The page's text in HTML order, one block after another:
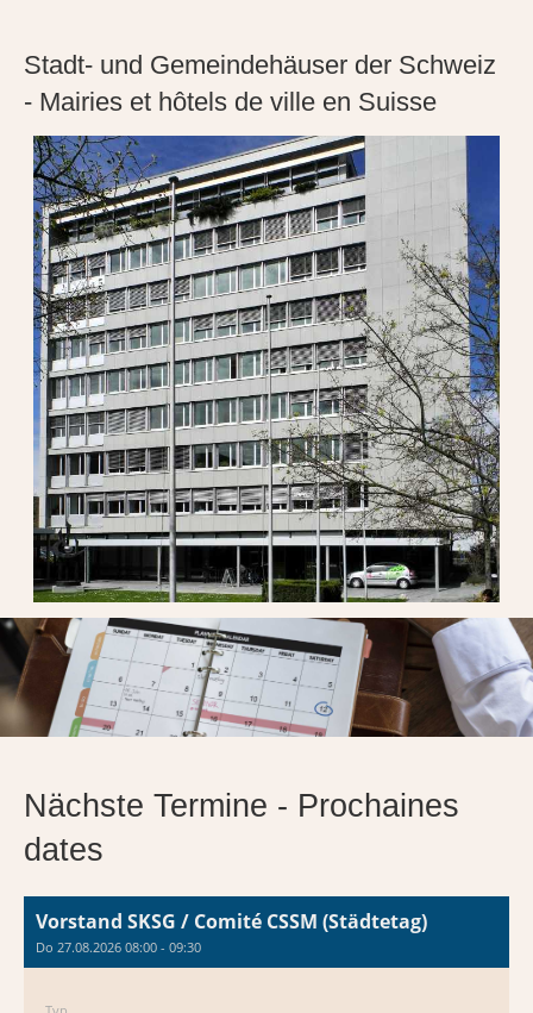
Stadt- und Gemeindehäuser der Schweiz
- Mairies et hôtels de ville en Suisse
Nächste Termine - Prochaines
dates
Vorstand SKSG / Comité CSSM (Städtetag)
Do 27.08.2026 08:00 - 09:30